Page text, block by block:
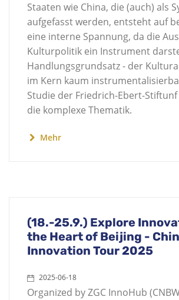
Staaten wie China, die (auch) als
aufgefasst werden, entsteht auf
eine interne Spannung, da die
Kulturpolitik ein Instrument
Handlungsgrundsatz - der
im Kern kaum
Studie der Friedrich-Ebert-
die komplexe Thematik.
Mehr
(18.-25.9.) Explore
the Heart of Beijing -
Innovation Tour 2025
2025-06-18
Organized by ZGC InnoHub